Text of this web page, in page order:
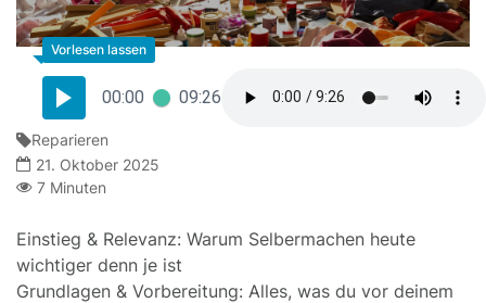
00:00 09:26
Reparieren
21. Oktober 2025
7 Minuten
Einstieg & Relevanz: Warum Selbermachen heute
wichtiger denn je ist
Grundlagen & Vorbereitung: Alles, was du vor deinem